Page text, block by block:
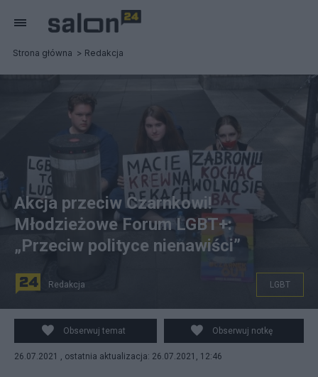
Strona główna Redakcja
Akcja przeciw Czarnkowi!
Młodzieżowe Forum LGBT+:
„Przeciw polityce nienawiści”
Redakcja LGBT
Obserwuj temat Obserwuj notkę
26.07.2021 , ostatnia aktualizacja: 26.07.2021, 12:46